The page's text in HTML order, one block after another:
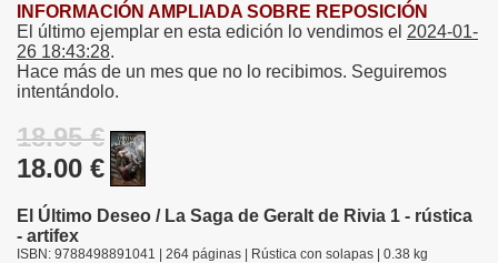
INFORMACIÓN AMPLIADA SOBRE REPOSICIÓN
El último ejemplar en esta edición lo vendimos el 2024-01-
26 18:43:28.
Hace más de un mes que no lo recibimos. Seguiremos
intentándolo.
18.95 €
18.00 €
El Último Deseo / La Saga de Geralt de Rivia 1 - rústica
- artifex
ISBN: 9788498891041 | 264 páginas | Rústica con solapas | 0.38 kg